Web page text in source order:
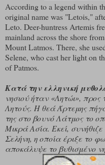
According to a legend within
original name was "Letois,"
Leto. Deer-huntress Artemis
mainland across the shore
Mount Latmos. There, she
Selene, who cast her light on
of Patmos.
Kατά την ελληνική
νησιού ήταν «Λητώι», προς
Λητούς. Η θεά Άρτεμης
της στο βουνό Λάτμος το
Μικρά Ασία. Εκεί,
Σελήνη, η οποία έριξε το
αποκάλυψε το βυθισμένο